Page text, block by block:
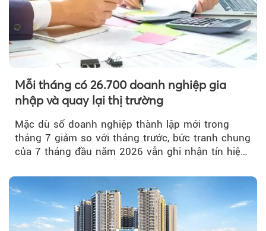
Mỗi tháng có 26.700 doanh nghiệp gia
nhập và quay lại thị trường
Mặc dù số doanh nghiệp thành lập mới trong
tháng 7 giảm so với tháng trước, bức tranh chung
của 7 tháng đầu năm 2026 vẫn ghi nhận tín hiệu